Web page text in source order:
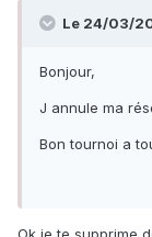
Le 24/03/
Bonjour,
J annule ma
Bon tournoi a